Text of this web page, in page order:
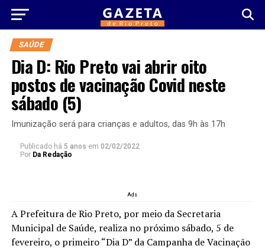
SAÚDE
Dia D: Rio Preto vai abrir oito
postos de vacinação Covid neste
sábado (5)
Imunização será para crianças e adultos, das 9h às 17h
Publicado há 5 anos em 02/02/2022
Por Da Redação
Ads
A Prefeitura de Rio Preto, por meio da Secretaria
Municipal de Saúde, realiza no próximo sábado, 5 de
fevereiro, o primeiro “Dia D” da Campanha de Vacinação